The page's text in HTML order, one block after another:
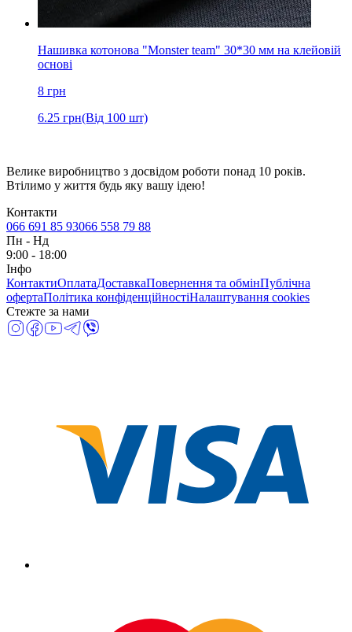
Нашивка котонова "Monster team" 30*30 мм на клейовій
основі
8 грн
6.25 грн(Від 100 шт)
Велике виробництво з досвідом роботи понад 10 років.
Втілимо у життя будь яку вашу ідею!
Контакти
066 691 85 93066 558 79 88
Пн - Нд
9:00 - 18:00
Інфо
КонтактиОплатаДоставкаПовернення та обмінПублічна
офертаПолітика конфіденційностіНалаштування cookies
Стежте за нами